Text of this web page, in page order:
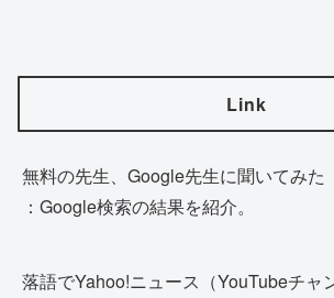
Link
無料の先生、Google先生に聞いてみた
：Google検索の結果を紹介。
落語でYahoo!ニュース（YouTubeチャ